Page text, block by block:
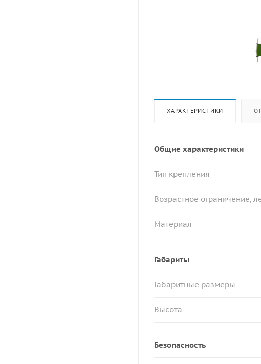
ХАРАКТЕРИСТИКИ
Общие характеристики
Тип крепления
Возрастное ограничение,
Материал
Габариты
Габаритные размеры
Высота
Безопасность